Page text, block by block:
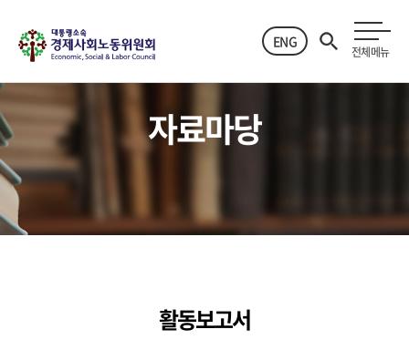
ENG
전체메뉴
자료마당
활동보고서